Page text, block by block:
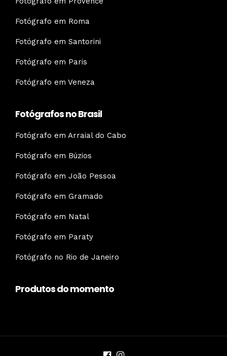
Fotógrafo em Roma
Fotógrafo em Santorini
Fotógrafo em Paris
Fotógrafo em Veneza
Fotógrafos no Brasil
Fotógrafo em Arraial do Cabo
Fotógrafo em Búzios
Fotógrafo em João Pessoa
Fotógrafo em Gramado
Fotógrafo em Natal
Fotógrafo em Paraty
Fotógrafo no Rio de Janeiro
Produtos do momento